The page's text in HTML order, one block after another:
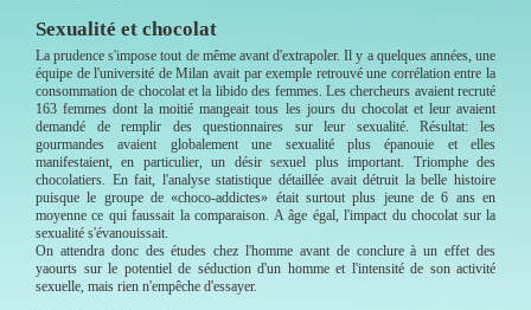
Sexualité et chocolat
La prudence s'impose tout de même avant d'extrapoler. Il y a quelques années, une
équipe de l'université de Milan avait par exemple retrouvé une corrélation entre la
consommation de chocolat et la libido des femmes. Les chercheurs avaient recruté
163 femmes dont la moitié mangeait tous les jours du chocolat et leur avaient
demandé de remplir des questionnaires sur leur sexualité. Résultat: les
gourmandes avaient globalement une sexualité plus épanouie et elles
manifestaient, en particulier, un désir sexuel plus important. Triomphe des
chocolatiers. En fait, l'analyse statistique détaillée avait détruit la belle histoire
puisque le groupe de «choco-addictes» était surtout plus jeune de 6 ans en
moyenne ce qui faussait la comparaison. A âge égal, l'impact du chocolat sur la
sexualité s'évanouissait.
On attendra donc des études chez l'homme avant de conclure à un effet des
yaourts sur le potentiel de séduction d'un homme et l'intensité de son activité
sexuelle, mais rien n'empêche d'essayer.